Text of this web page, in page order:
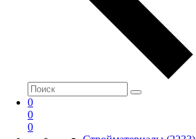
0
0
0